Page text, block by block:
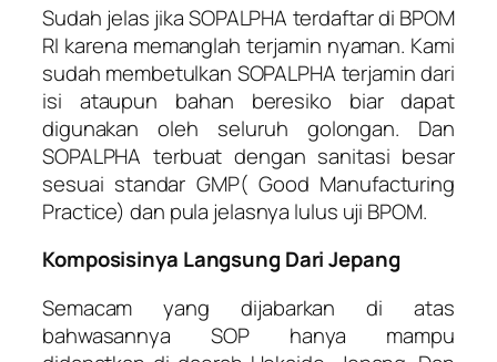
Sudah jelas jika SOPALPHA terdaftar di BPOM
RI karena memanglah terjamin nyaman. Kami
sudah membetulkan SOPALPHA terjamin dari
isi ataupun bahan beresiko biar dapat
digunakan oleh seluruh golongan. Dan
SOPALPHA terbuat dengan sanitasi besar
sesuai standar GMP( Good Manufacturing
Practice) dan pula jelasnya lulus uji BPOM.
Komposisinya Langsung Dari Jepang
Semacam yang dijabarkan di atas
bahwasannya SOP hanya mampu